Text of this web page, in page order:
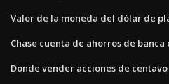
Valor de la moneda del dólar de
Chase cuenta de ahorros de banca
Donde vender acciones de centavo